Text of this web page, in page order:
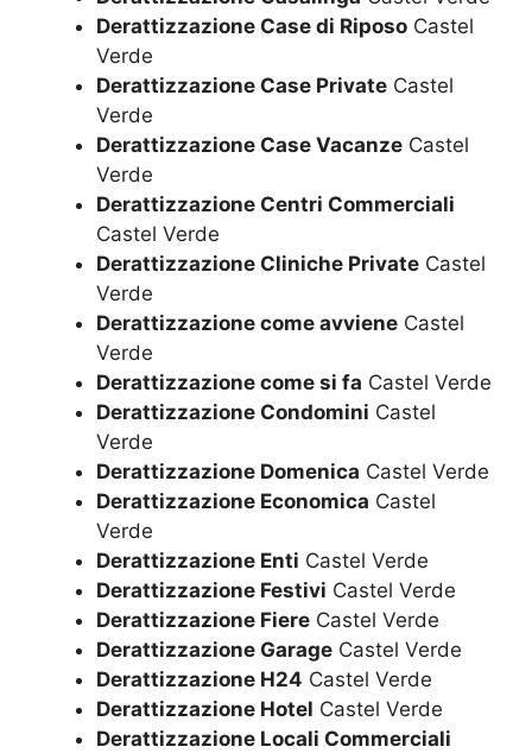
Derattizzazione Case di Riposo Castel
Verde
Derattizzazione Case Private Castel
Verde
Derattizzazione Case Vacanze Castel
Verde
Derattizzazione Centri Commerciali
Castel Verde
Derattizzazione Cliniche Private Castel
Verde
Derattizzazione come avviene Castel
Verde
Derattizzazione come si fa Castel Verde
Derattizzazione Condomini Castel
Verde
Derattizzazione Domenica Castel Verde
Derattizzazione Economica Castel
Verde
Derattizzazione Enti Castel Verde
Derattizzazione Festivi Castel Verde
Derattizzazione Fiere Castel Verde
Derattizzazione Garage Castel Verde
Derattizzazione H24 Castel Verde
Derattizzazione Hotel Castel Verde
Derattizzazione Locali Commerciali